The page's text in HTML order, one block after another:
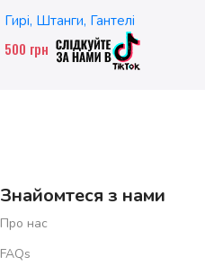
Гирі, Штанги, Гантелі
500 грн
Знайомтеся з нами
Про нас
FAQs